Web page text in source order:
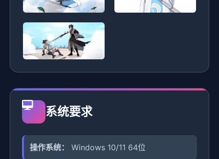
系统要求
操作系统： Windows 10/11 64位